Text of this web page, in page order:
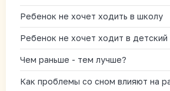
Ребенок не хочет ходить в школу
Ребенок не хочет ходит в детский
Чем раньше - тем лучше?
Как проблемы со сном влияют на